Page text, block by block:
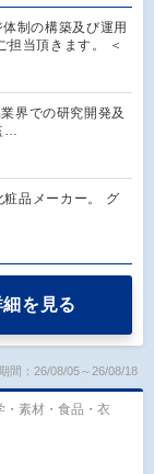
制の構築及び運用
担当頂きます。 ＜
界での研究開発及
…
粧品メーカー。 グ
細を見る
間：26/08/05～26/08/18
・素材・食品・衣